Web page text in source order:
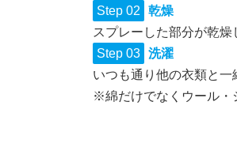
Step 02
乾燥
スプレーした部分が乾燥
Step 03 洗濯
いつも通り他の衣類と一
※綿だけでなくウール・